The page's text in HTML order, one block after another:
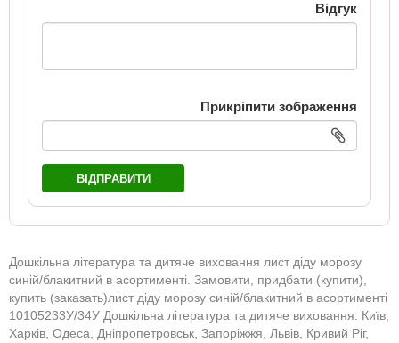
Відгук
Прикріпити зображення
ВІДПРАВИТИ
Дошкільна література та дитяче виховання лист діду морозу
синій/блакитний в асортименті. Замовити, придбати (купити),
купить (заказать)лист діду морозу синій/блакитний в асортименті
10105233У/34У Дошкільна література та дитяче виховання: Київ,
Харків, Одеса, Дніпропетровськ, Запоріжжя, Львів, Кривий Ріг,